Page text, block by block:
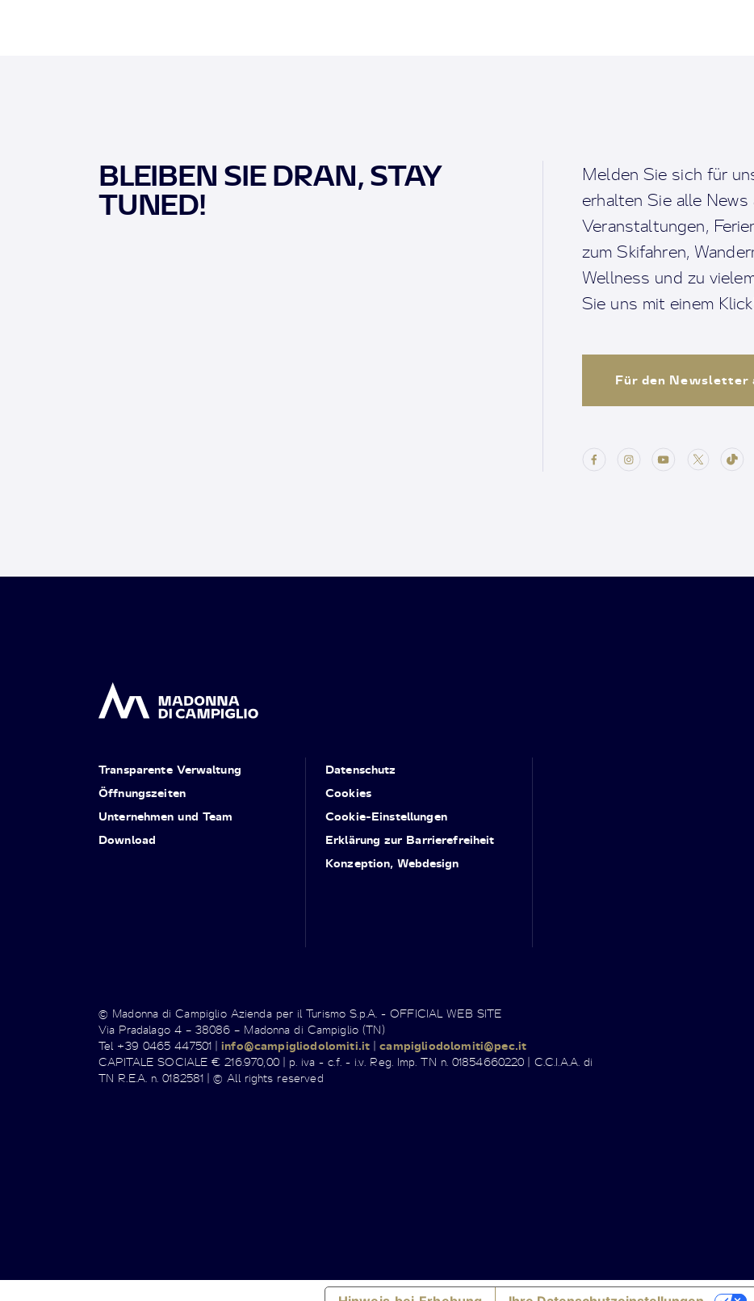
BLEIBEN SIE DRAN, STAY
TUNED!
Melden Sie sich für
erhalten Sie alle
Veranstaltungen,
zum Skifahren,
Wellness und zu
Sie uns mit einem
Für den Newsletter
Transparente Verwaltung
Öffnungszeiten
Unternehmen und Team
Download
Datenschutz
Cookies
Cookie-Einstellungen
Erklärung zur Barrierefreiheit
Konzeption, Webdesign
© Madonna di Campiglio Azienda per il Turismo S.p.A. - OFFICIAL WEB SITE
Via Pradalago 4 – 38086 – Madonna di Campiglio (TN)
Tel +39 0465 447501 |info@campigliodolomiti.it |campigliodolomiti@pec.it
CAPITALE SOCIALE € 216.970,00 | p. iva - c.f. - i.v. Reg. Imp. TN n. 01854660220 | C.C.I.A.A. di
TN R.E.A. n. 0182581 | © All rights reserved